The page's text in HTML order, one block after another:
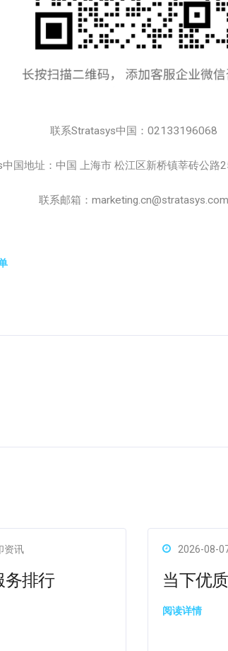
联系Stratasys中国：02133196068
国地址：中国 上海市 松江区新桥镇莘砖公路
联系邮箱：marketing.cn@stratasys.com
资讯
务排行
2026-08-
当下优
阅读详情